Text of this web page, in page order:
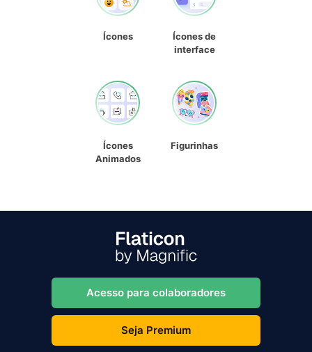
Ícones
Ícones de
interface
Ícones
Animados
Figurinhas
Acesso para colaboradores
Seja Premium